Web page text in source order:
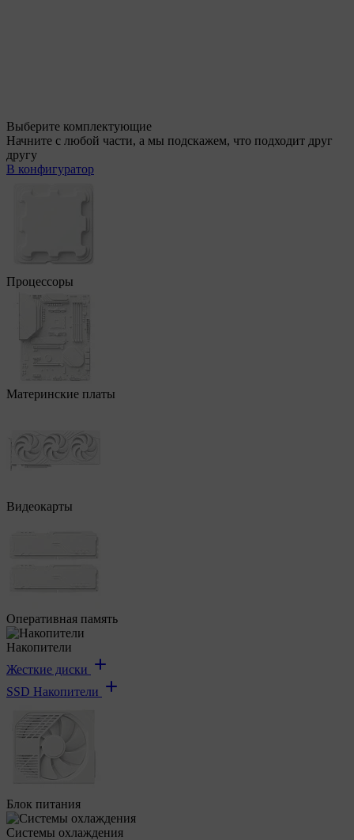
Выберите комплектующие
Начните с любой части, а мы подскажем, что подходит друг
другу
В конфигуратор
Процессоры
Материнские платы
Видеокарты
Оперативная память
Накопители
Жесткие диски
SSD Накопители
Блок питания
Системы охлаждения